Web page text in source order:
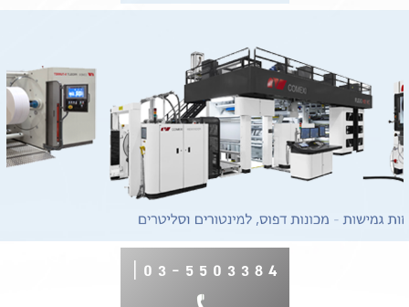
4 8 3 3 0 5 5 - 3 0
|